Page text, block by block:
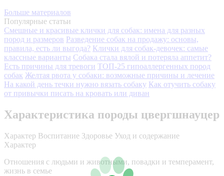
Больше материалов
Популярные статьи
Смешные и красивые клички для собак: имена для разных
пород и размеров Разведение собак на продажу: основы,
правила, есть ли выгода? Клички для собак-девочек: самые
классные варианты Собака стала вялой и потеряла аппетит?
Есть причины для тревоги ТОП-25 гипоаллергенных пород
собак Желтая рвота у собаки: возможные причины и лечение
На какой день течки нужно вязать собаку Как отучить собаку
от привычки писать на кровать или диван
Характеристика породы цвергшнауцер
Характер Воспитание Здоровье Уход и содержание
Характер
Отношения с людьми и животными, повадки и темперамент,
жизнь в семье